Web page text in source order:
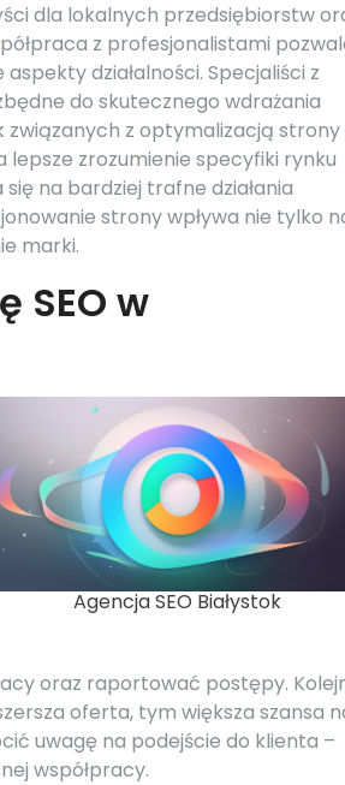
dla lokalnych przedsiębiorstw
z profesjonalistami
działalności. Specjaliści z
do skutecznego wdrażania
związanych z optymalizacją strony
zrozumienie specyfiki rynku
na bardziej trafne działania
strony wpływa nie tylko
marki.
SEO w
Agencja SEO Białystok
oraz raportować postępy.
oferta, tym większa szansa
uwagę na podejście do klienta –
współpracy.